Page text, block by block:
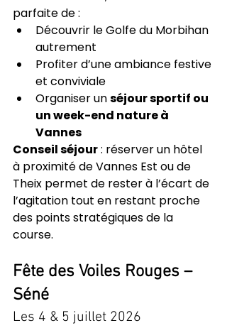
parfaite de :
Découvrir le Golfe du Morbihan
autrement
Profiter d’une ambiance festive
et conviviale
Organiser un séjour sportif ou
un week-end nature à
Vannes
Conseil séjour : réserver un hôtel
à proximité de Vannes Est ou de
Theix permet de rester à l’écart de
l’agitation tout en restant proche
des points stratégiques de la
course.
Fête des Voiles Rouges –
Séné
Les 4 & 5 juillet 2026